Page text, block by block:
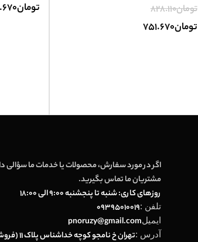
تومان828.110
تومان751.670
تومان
اگر در مورد سفارش، محصولات یا خدمات ما سؤالی
مشتریان ما تماس بگیرید.
روزهای کاری: شنبه تا پنجشنبه 9:00 الی 18:00
تلفن :09395010019
ایمیلpnoruzy@gmail.com
آدرس :تهران خ نامجو کوچه خداشناس پلاک 11 (فروش حضوری نداریم)